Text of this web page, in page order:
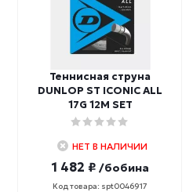
Теннисная струна
DUNLOP ST ICONIC ALL
17G 12M SET
НЕТ В НАЛИЧИИ
1 482 ₽ /бобина
Код товара: spt0046917